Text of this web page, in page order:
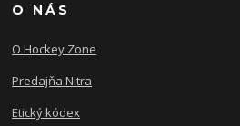
O NÁS
O Hockey Zone
Predajňa Nitra
Etický kódex